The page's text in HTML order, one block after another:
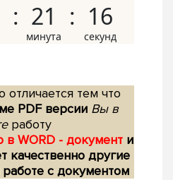
21 15
тем что
PDF версии Вы в
работу
в WORD - документ и
качественно другие
с документом